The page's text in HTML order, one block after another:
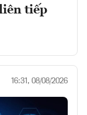
tiếp
16:31, 08/08/2026